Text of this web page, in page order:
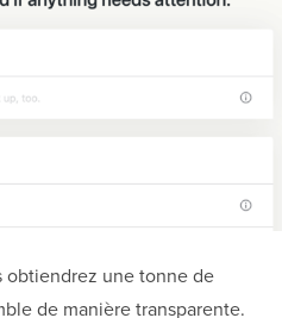
obtiendrez une tonne de
de manière transparente.